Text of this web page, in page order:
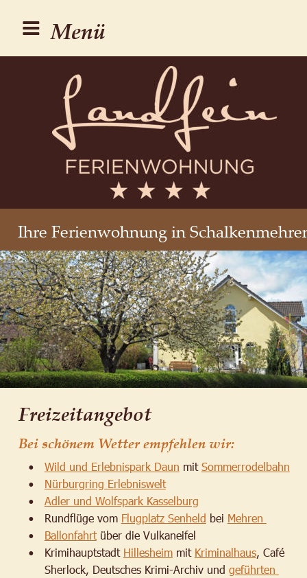
Freizeitangebot
Bei schönem Wetter empfehlen wir:
• Wild und Erlebnispark Daun mit Sommerrodelbahn
• Nürburgring Erlebniswelt
• Adler und Wolfspark Kasselburg
• Rundflüge vom Flugplatz Senheld bei Mehren
• Ballonfahrt über die Vulkaneifel
• Krimihauptstadt Hillesheim mit Kriminalhaus, Café
Sherlock, Deutsches Krimi-Archiv und geführten
Ihre Ferienwohnung in
Menü